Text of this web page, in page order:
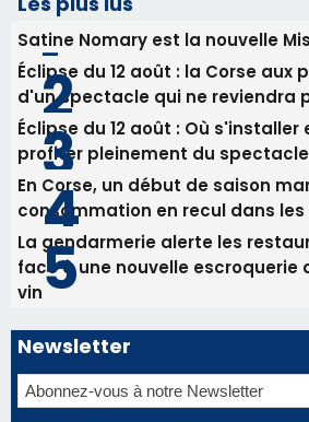
face à une nouvelle escroquerie
vin
Newsletter
Inscrivez-vous à la newsletter de
email les infos les plus importantes
nos meilleurs articles
Régie publicitaire